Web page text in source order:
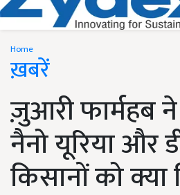
Home
ख़बरें
ज़ुआरी फार्महब
नैनो यूरिया और
किसानों को क्या